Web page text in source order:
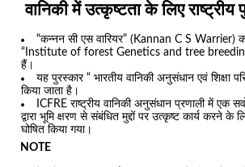
वानिकी में उत्कृष्टता के लिए राष्ट्रीय
“कन्नन सी एस वारियर” (Kannan C S Warrier)
“Institute of forest Genetics and tree
हैं।
यह पुरस्कार “ भारतीय वानिकी अनुसंधान एवं शिक्षा
किया जाता है।
ICFRE राष्ट्रीय वानिकी अनुसंधान प्रणाली में एक
द्वारा भूमि क्षरण से संबंधित मुद्दों पर उत्कृष्ट कार्य करने
घोषित किया गया।
NOTE